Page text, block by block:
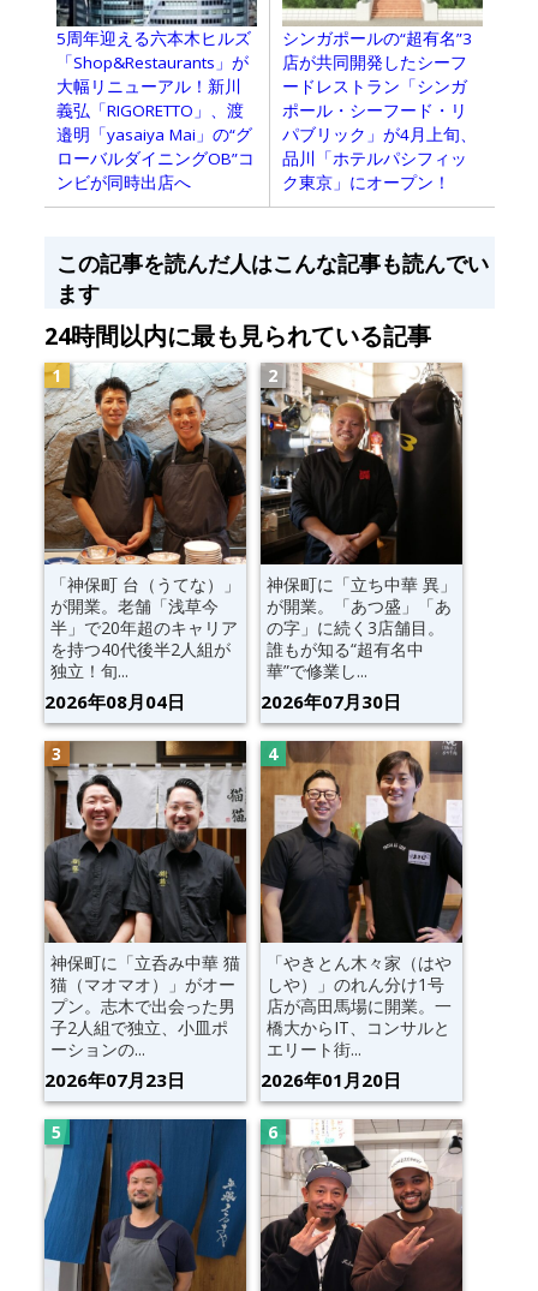
5周年迎える六本木ヒルズ
「Shop&Restaurants」が
大幅リニューアル！新川
義弘「RIGORETTO」、渡
邉明「yasaiya Mai」の“グ
ローバルダイニングOB”コ
ンビが同時出店へ
シンガポールの“超有名”3
店が共同開発したシーフ
ードレストラン「シンガ
ポール・シーフード・リ
パブリック」が4月上旬、
品川「ホテルパシフィッ
ク東京」にオープン！
この記事を読んだ人はこんな記事も読んでい
ます
24時間以内に最も見られている記事
「神保町 台（うてな）」
が開業。老舗「浅草今
半」で20年超のキャリア
を持つ40代後半2人組が
独立！旬...
2026年08月04日
神保町に「立ち中華 異」
が開業。「あつ盛」「あ
の字」に続く3店舗目。
誰もが知る“超有名中
華”で修業し...
2026年07月30日
神保町に「立呑み中華 猫
猫（マオマオ）」がオー
プン。志木で出会った男
子2人組で独立、小皿ポ
ーションの...
2026年07月23日
「やきとん木々家（はや
しや）」のれん分け1号
店が高田馬場に開業。一
橋大からIT、コンサルと
エリート街...
2026年01月20日